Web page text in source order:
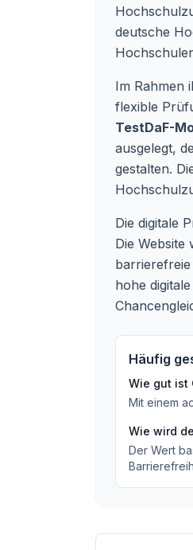
deutsche
Im Rahmen
flexible
TestDaF-
ausgelegt,
gestalten.
Die digitale
Die
hohe
Häufig
Wie gut ist
Mit einem
Wie wird
Der Wert